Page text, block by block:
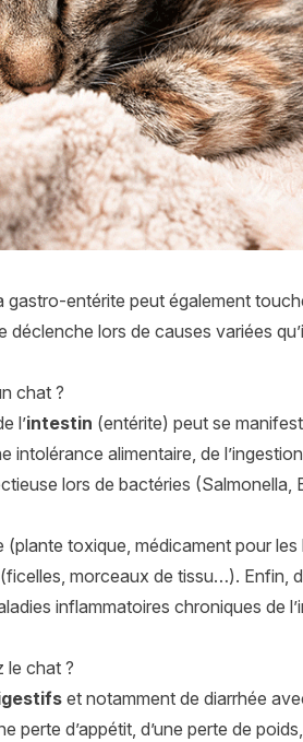
gastro-entérite peut également
lors de causes variées
chat ?
l’intestin (entérite) peut se
intolérance alimentaire, de
lors de bactéries
toxique, médicament pour
morceaux de tissu…). Enfin,
inflammatoires chroniques de
le chat ?
et notamment de diarrhée
perte d’appétit, d’une perte de